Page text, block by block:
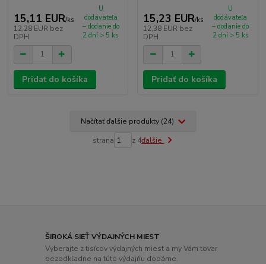
15,11 EUR/ks
12,28 EUR bez
DPH
U
dodávateľa
– dodanie do
2 dní > 5 ks
Pridať do košíka
15,23 EUR/ks
12,38 EUR bez
DPH
U
dodávateľa
– dodanie do
2 dní > 5 ks
Pridať do košíka
Načítať ďalšie produkty (24)
strana z 4ďalšie
ŠIROKÁ SIEŤ VÝDAJNÝCH MIEST
Vyberajte z tisícov výdajných miest a my Vám tovar
bezodkladne na túto výdajňu dodáme.